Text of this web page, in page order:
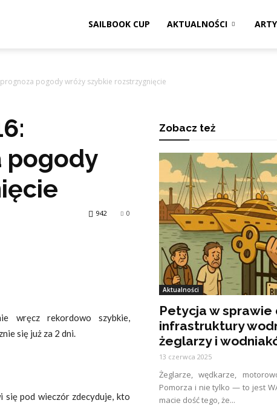
SAILBOOK CUP AKTUALNOŚCI
pogody wróży szybkie rozstrzygnięcie
pogody
0
942
wręcz rekordowo szybkie,
się już za 2 dni.
się pod wieczór zdecyduje, kto
Zobacz też
Aktualności
Petycja w sprawie
infrastruktury
żeglarzy i
13 czerwca 2025
Żeglarze, wędkarze,
Pomorza i nie tylko — to jest
macie dość tego, że...